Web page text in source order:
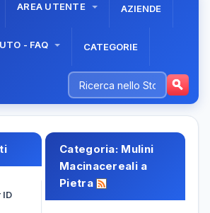
AREA UTENTE AZIENDE
- FAQ CATEGORIE
ID
Categoria: Mulini
Macinacereali a
Pietra